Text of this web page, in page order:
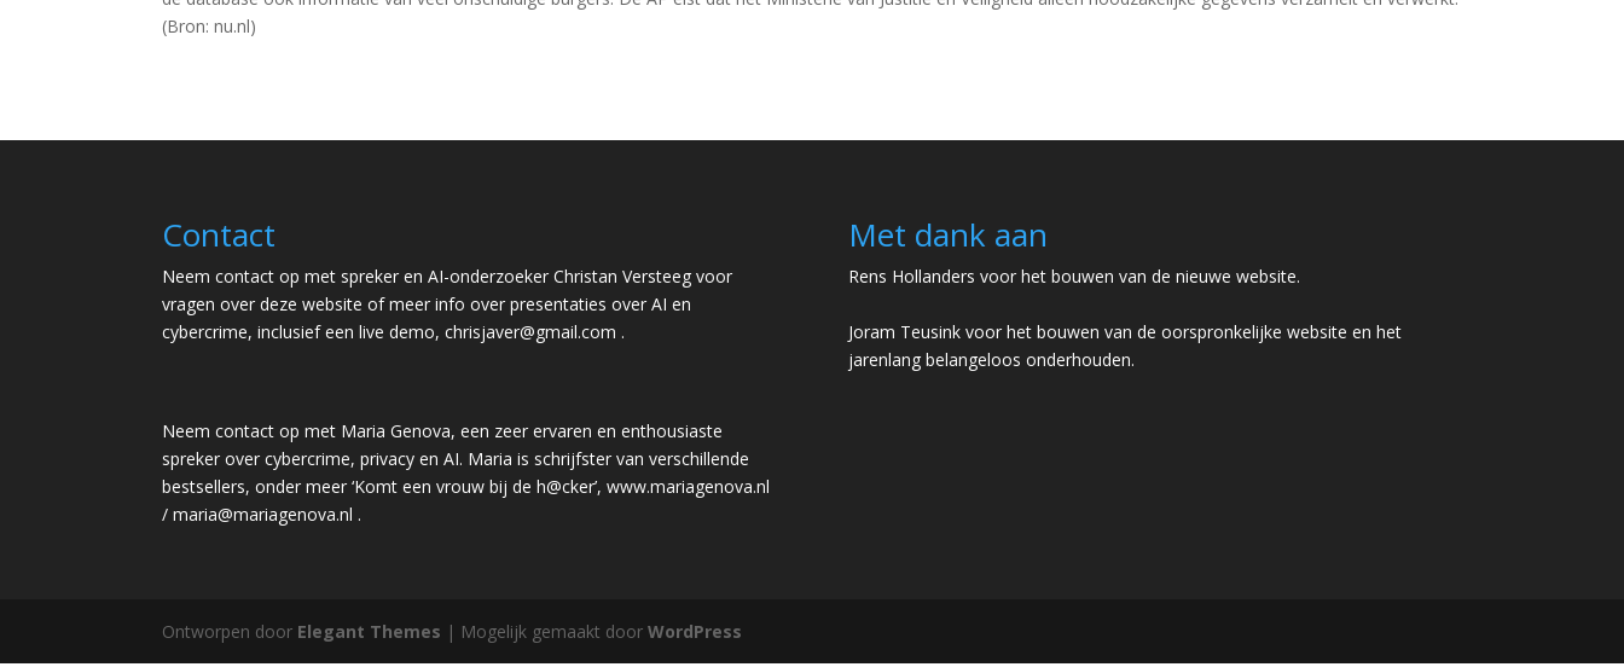
(Bron: nu.nl)
Contact
Neem contact op met spreker en AI-onderzoeker Christan Versteeg voor
vragen over deze website of meer info over presentaties over AI en
cybercrime, inclusief een live demo,chrisjaver@gmail.com .
Neem contact op met Maria Genova, een zeer ervaren en enthousiaste
spreker over cybercrime, privacy en AI. Maria is schrijfster van verschillende
bestsellers, onder meer ‘Komt een vrouw bij de h@cker’,www.mariagenova.nl
/maria@mariagenova.nl .
Met dank aan
Rens Hollanders voor het bouwen van de nieuwe website.
Joram Teusink voor het bouwen van de oorspronkelijke website en het
jarenlang belangeloos onderhouden.
Ontworpen door Elegant Themes | Mogelijk gemaakt doorWordPress